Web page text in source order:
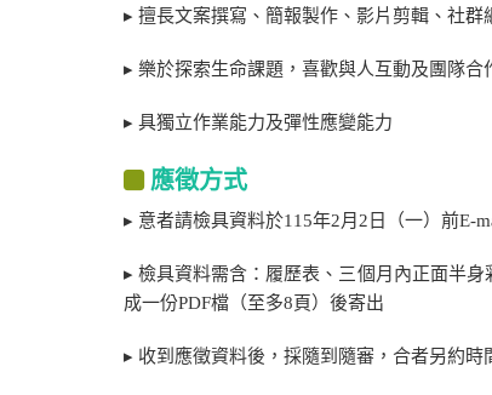
▸ 擅長文案撰寫、簡報製作、影片剪輯、社群
▸ 樂於探索生命課題，喜歡與人互動及團隊合
▸ 具獨立作業能力及彈性應變能力
​應徵方式
▸ 意者請檢具資料於115年2月2日（一）前E-
▸ 檢具資料需含：履歷表、三個月內正面半
成一份PDF檔（至多8頁）後寄出
▸ 收到應徵資料後，採隨到隨審，合者另約時